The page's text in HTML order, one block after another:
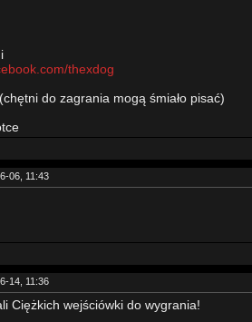
thexdog
do zagrania mogą śmiało pisać)
06, 11:43
14, 11:36
Ciężkich wejściówki do wygrania!